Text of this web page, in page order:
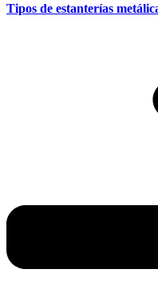
Tipos de estanterías